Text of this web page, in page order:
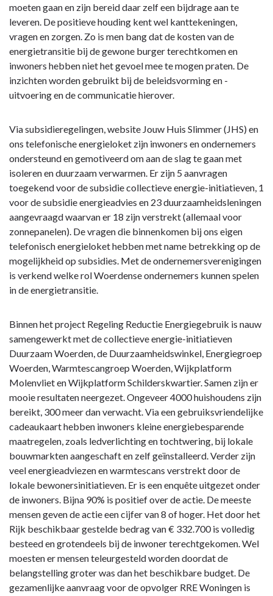
moeten gaan en zijn bereid daar zelf een bijdrage aan te
leveren. De positieve houding kent wel kanttekeningen,
vragen en zorgen. Zo is men bang dat de kosten van de
energietransitie bij de gewone burger terechtkomen en
inwoners hebben niet het gevoel mee te mogen praten. De
inzichten worden gebruikt bij de beleidsvorming en -
uitvoering en de communicatie hierover.
Via subsidieregelingen, website Jouw Huis Slimmer (JHS) en
ons telefonische energieloket zijn inwoners en ondernemers
ondersteund en gemotiveerd om aan de slag te gaan met
isoleren en duurzaam verwarmen. Er zijn 5 aanvragen
toegekend voor de subsidie collectieve energie-initiatieven, 1
voor de subsidie energieadvies en 23 duurzaamheidsleningen
aangevraagd waarvan er 18 zijn verstrekt (allemaal voor
zonnepanelen). De vragen die binnenkomen bij ons eigen
telefonisch energieloket hebben met name betrekking op de
mogelijkheid op subsidies. Met de ondernemersverenigingen
is verkend welke rol Woerdense ondernemers kunnen spelen
in de energietransitie.
Binnen het project Regeling Reductie Energiegebruik is nauw
samengewerkt met de collectieve energie-initiatieven
Duurzaam Woerden, de Duurzaamheidswinkel, Energiegroep
Woerden, Warmtescangroep Woerden, Wijkplatform
Molenvliet en Wijkplatform Schilderskwartier. Samen zijn er
mooie resultaten neergezet. Ongeveer 4000 huishoudens zijn
bereikt, 300 meer dan verwacht. Via een gebruiksvriendelijke
cadeaukaart hebben inwoners kleine energiebesparende
maatregelen, zoals ledverlichting en tochtwering, bij lokale
bouwmarkten aangeschaft en zelf geïnstalleerd. Verder zijn
veel energieadviezen en warmtescans verstrekt door de
lokale bewonersinitiatieven. Er is een enquête uitgezet onder
de inwoners. Bijna 90% is positief over de actie. De meeste
mensen geven de actie een cijfer van 8 of hoger. Het door het
Rijk beschikbaar gestelde bedrag van € 332.700 is volledig
besteed en grotendeels bij de inwoner terechtgekomen. Wel
moesten er mensen teleurgesteld worden doordat de
belangstelling groter was dan het beschikbare budget. De
gezamenlijke aanvraag voor de opvolger RRE Woningen is